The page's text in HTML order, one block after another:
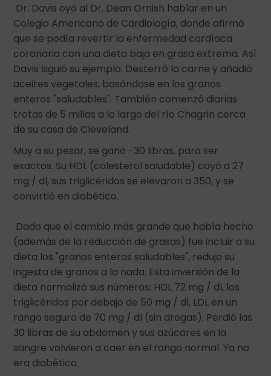
Dr. Davis oyó al Dr. Dean Ornish hablar en un
Colegio Americano de Cardiología, donde afirmó
que se podía revertir la enfermedad cardíaca
coronaria con una dieta baja en grasa extrema. Así
Davis siguió su ejemplo. Desterró la carne y añadió
aceites vegetales, basándose en los granos
enteros "saludables". También comenzó diarias
trotas de 5 millas a lo largo del río Chagrin cerca
de su casa de Cleveland.
Muy a su pesar, se ganó -30 libras, para ser
exactos. Su HDL (colesterol saludable) cayó a 27
mg / dl, sus triglicéridos se elevaron a 350, y se
convirtió en diabético.
Dado que el cambio más grande que había hecho
(además de la reducción de grasas) fue incluir a su
dieta los "granos enteros saludables", redujo su
ingesta de granos a la nada. Esta inversión de la
dieta normalizó sus números: HDL 72 mg / dl, los
triglicéridos por debajo de 50 mg / dl, LDL en un
rango seguro de 70 mg / dl (sin drogas). Perdió las
30 libras de su abdomen y sus azúcares en la
sangre volvieron a caer en el rango normal. Ya no
era diabético.